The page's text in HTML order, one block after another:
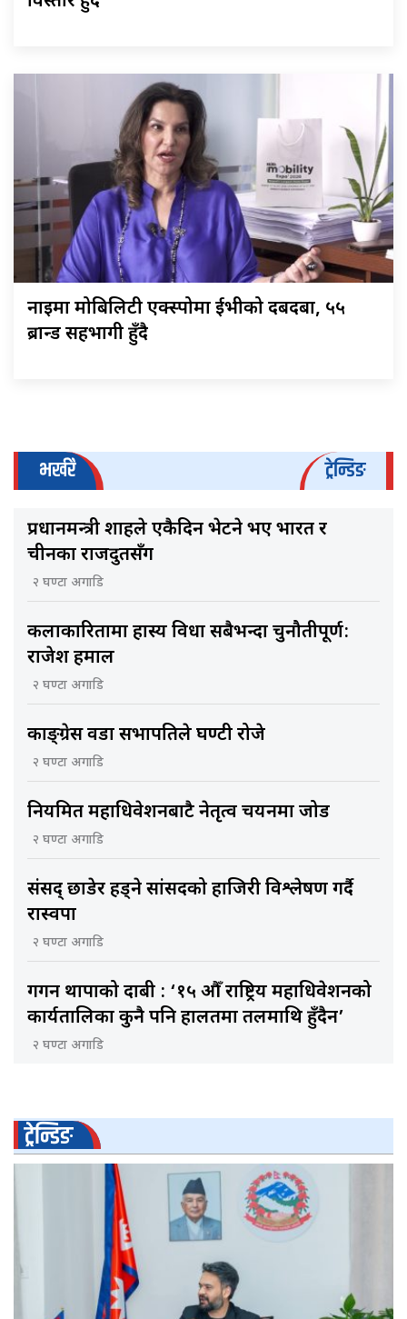
नाइमा मोबिलिटी एक्स्पोमा ईभीको दबदबा, ५५
ब्रान्ड सहभागी हुँदै
भर्खरै ट्रेन्डिङ
प्रधानमन्त्री शाहले एकैदिन भेटने भए भारत र
चीनका राजदुतसँग
२ घण्टा अगाडि
कलाकारितामा हास्य विधा सबैभन्दा चुनौतीपूर्ण:
राजेश हमाल
२ घण्टा अगाडि
काङ्ग्रेस वडा सभापतिले घण्टी रोजे
२ घण्टा अगाडि
नियमित महाधिवेशनबाटै नेतृत्व चयनमा जोड
२ घण्टा अगाडि
संसद् छाडेर हिँड्ने सांसदको हाजिरी विश्लेषण गर्दै
रास्वपा
२ घण्टा अगाडि
गगन थापाको दाबी : ‘१५ औँ राष्ट्रिय महाधिवेशनको
कार्यतालिका कुनै पनि हालतमा तलमाथि हुँदैन’
२ घण्टा अगाडि
ट्रेन्डिङ